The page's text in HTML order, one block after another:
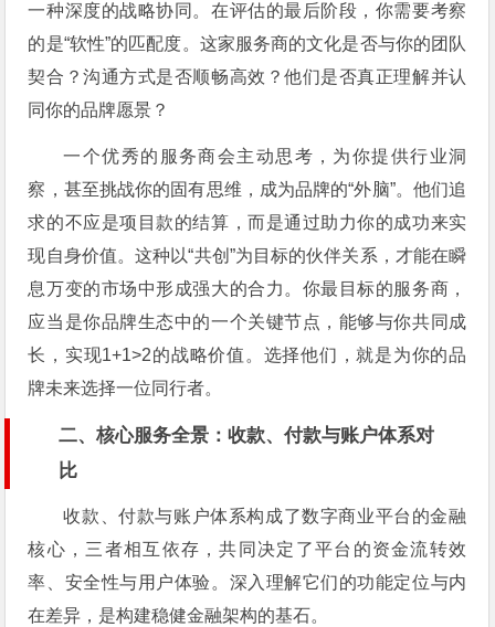
一种深度的战略协同。在评估的最后阶段，你需要考察
的是“软性”的匹配度。这家服务商的文化是否与你的团队
契合？沟通方式是否顺畅高效？他们是否真正理解并认
同你的品牌愿景？
一个优秀的服务商会主动思考，为你提供行业洞
察，甚至挑战你的固有思维，成为品牌的“外脑”。他们追
求的不应是项目款的结算，而是通过助力你的成功来实
现自身价值。这种以“共创”为目标的伙伴关系，才能在瞬
息万变的市场中形成强大的合力。你最目标的服务商，
应当是你品牌生态中的一个关键节点，能够与你共同成
长，实现1+1>2的战略价值。选择他们，就是为你的品
牌未来选择一位同行者。
二、核心服务全景：收款、付款与账户体系对
比
收款、付款与账户体系构成了数字商业平台的金融
核心，三者相互依存，共同决定了平台的资金流转效
率、安全性与用户体验。深入理解它们的功能定位与内
在差异，是构建稳健金融架构的基石。